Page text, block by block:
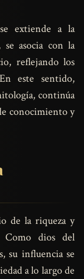
extiende a la
asocia con la
reflejando los
este sentido,
continúa
conocimiento y
de la riqueza y
Como dios del
su influencia se
a lo largo de